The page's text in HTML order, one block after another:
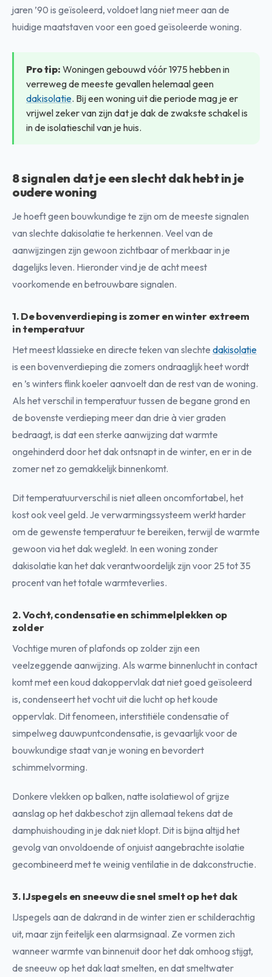
jaren ’90 is geïsoleerd, voldoet lang niet meer aan de
huidige maatstaven voor een goed geïsoleerde woning.
Pro tip: Woningen gebouwd vóór 1975 hebben in
verreweg de meeste gevallen helemaal geen
dakisolatie. Bij een woning uit die periode mag je er
vrijwel zeker van zijn dat je dak de zwakste schakel is
in de isolatieschil van je huis.
8 signalen dat je een slecht dak hebt in je
oudere woning
Je hoeft geen bouwkundige te zijn om de meeste signalen
van slechte dakisolatie te herkennen. Veel van de
aanwijzingen zijn gewoon zichtbaar of merkbaar in je
dagelijks leven. Hieronder vind je de acht meest
voorkomende en betrouwbare signalen.
1. De bovenverdieping is zomer en winter extreem
in temperatuur
Het meest klassieke en directe teken van slechte dakisolatie
is een bovenverdieping die zomers ondraaglijk heet wordt
en ’s winters flink koeler aanvoelt dan de rest van de woning.
Als het verschil in temperatuur tussen de begane grond en
de bovenste verdieping meer dan drie à vier graden
bedraagt, is dat een sterke aanwijzing dat warmte
ongehinderd door het dak ontsnapt in de winter, en er in de
zomer net zo gemakkelijk binnenkomt.
Dit temperatuurverschil is niet alleen oncomfortabel, het
kost ook veel geld. Je verwarmingssysteem werkt harder
om de gewenste temperatuur te bereiken, terwijl de warmte
gewoon via het dak weglekt. In een woning zonder
dakisolatie kan het dak verantwoordelijk zijn voor 25 tot 35
procent van het totale warmteverlies.
2. Vocht, condensatie en schimmelplekken op
zolder
Vochtige muren of plafonds op zolder zijn een
veelzeggende aanwijzing. Als warme binnenlucht in contact
komt met een koud dakoppervlak dat niet goed geïsoleerd
is, condenseert het vocht uit die lucht op het koude
oppervlak. Dit fenomeen, interstitiële condensatie of
simpelweg dauwpuntcondensatie, is gevaarlijk voor de
bouwkundige staat van je woning en bevordert
schimmelvorming.
Donkere vlekken op balken, natte isolatiewol of grijze
aanslag op het dakbeschot zijn allemaal tekens dat de
damphuishouding in je dak niet klopt. Dit is bijna altijd het
gevolg van onvoldoende of onjuist aangebrachte isolatie
gecombineerd met te weinig ventilatie in de dakconstructie.
3. IJspegels en sneeuw die snel smelt op het dak
IJspegels aan de dakrand in de winter zien er schilderachtig
uit, maar zijn feitelijk een alarmsignaal. Ze vormen zich
wanneer warmte van binnenuit door het dak omhoog stijgt,
de sneeuw op het dak laat smelten, en dat smeltwater